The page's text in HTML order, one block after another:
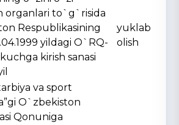
organlari to`g`risida
Respublikasining
yildagi O`RQ-
kirish sanasi
yuklab
olish
va sport
O`zbekiston
Qonuniga